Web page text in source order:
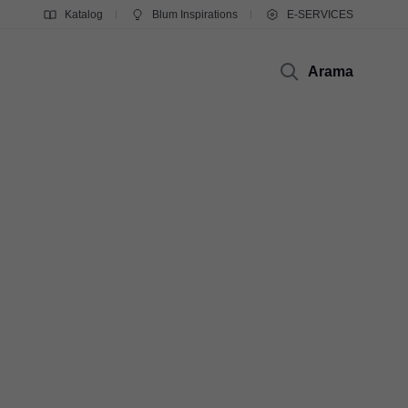
Katalog Blum Inspirations E-SERVICES
Arama